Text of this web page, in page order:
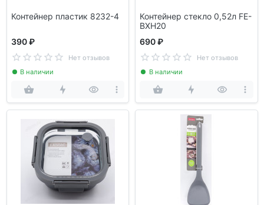
Контейнер пластик 8232-4
390 ₽
Нет отзывов
В наличии
Контейнер стекло 0,52л FE-
BXH20
690 ₽
Нет отзывов
В наличии